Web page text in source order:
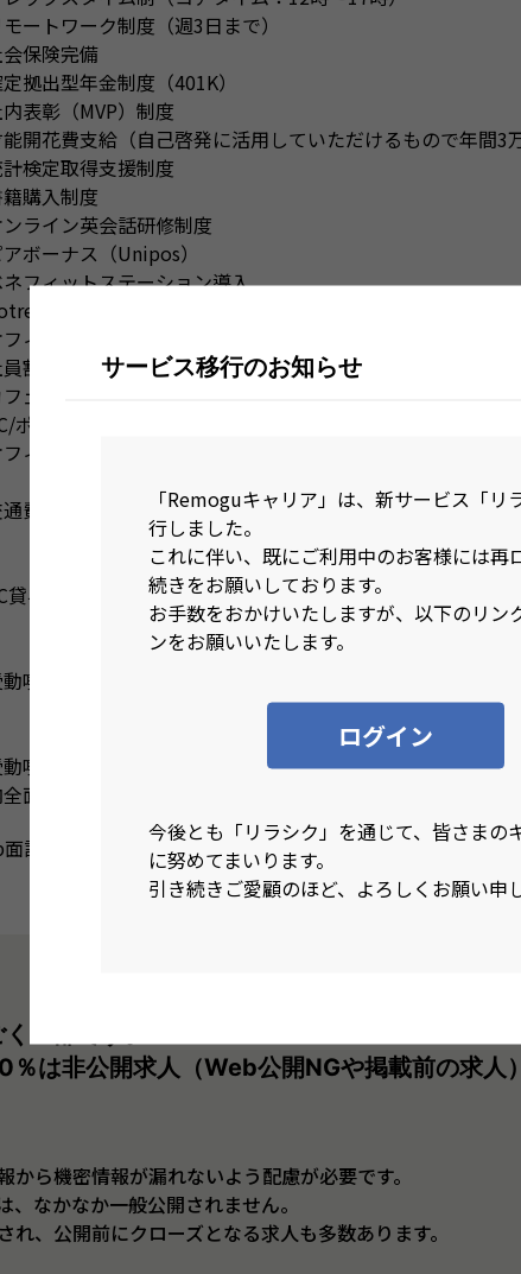
サービス移行のお知らせ
「Remoguキャリア」は、新サービス「リ
行しました。
これに伴い、既にご利用中のお客様には再
続きをお願いしております。
お手数をおかけいたしますが、以下のリン
ンをお願いいたします。
ログイン
今後とも「リラシク」を通じて、皆さまの
に努めてまいります。
引き続きご愛顧のほど、よろしくお願い申
モートワーク制度（週3日まで）
会保険完備
定拠出型年金制度（401K）
内表彰（MVP）制度
能開花費支給（自己啓発に活用していただけるもので年間3万
計検定取得支援制度
籍購入制度
ンライン英会話研修制度
アボーナス（Unipos）
ネフィットステーション導入
カウンセリング導入
フィスグリコ有
員割引自動販売機
フェスペース完備
ポケットWi-fi/社用携帯/PCモニター支給
フィス内全面禁煙※屋外スペースに喫煙所あり。
通費手当（出社の際）】
貸与有無】
動喫煙防止措置の有無】
動喫煙防止措置】
面禁煙
談1回
一部です。
は非公開求人（Web公開NGや掲載前の求人
ら機密情報が漏れないよう配慮が必要です。
なかなか一般公開されません。
、公開前にクローズとなる求人も多数あります。